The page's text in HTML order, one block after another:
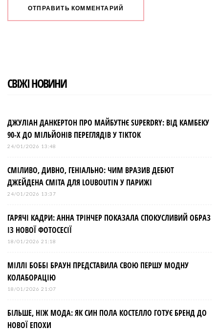
СВІЖІ НОВИНИ
ДЖУЛІАН ДАНКЕРТОН ПРО МАЙБУТНЄ SUPERDRY: ВІД КАМБЕКУ
90-Х ДО МІЛЬЙОНІВ ПЕРЕГЛЯДІВ У TIKTOK
24/01/2026 13:48
СМІЛИВО, ДИВНО, ГЕНІАЛЬНО: ЧИМ ВРАЗИВ ДЕБЮТ
ДЖЕЙДЕНА СМІТА ДЛЯ LOUBOUTIN У ПАРИЖІ
24/01/2026 13:37
ГАРЯЧІ КАДРИ: АННА ТРІНЧЕР ПОКАЗАЛА СПОКУСЛИВИЙ ОБРАЗ
ІЗ НОВОЇ ФОТОСЕСІЇ
18/01/2026 21:18
МІЛЛІ БОББІ БРАУН ПРЕДСТАВИЛА СВОЮ ПЕРШУ МОДНУ
КОЛАБОРАЦІЮ
18/01/2026 21:07
БІЛЬШЕ, НІЖ МОДА: ЯК СИН ПОЛА КОСТЕЛЛО ГОТУЄ БРЕНД ДО
НОВОЇ ЕПОХИ